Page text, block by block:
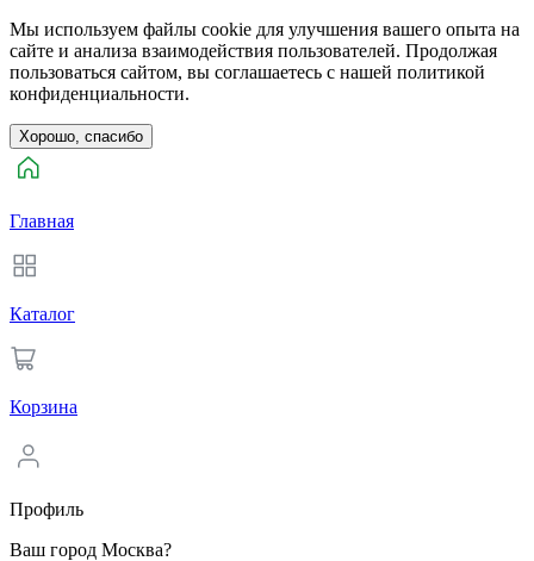
Мы используем файлы cookie для улучшения вашего опыта на
сайте и анализа взаимодействия пользователей. Продолжая
пользоваться сайтом, вы соглашаетесь с нашей политикой
конфиденциальности.
Хорошо, спасибо
Главная
Каталог
Корзина
Профиль
Ваш город Москва?